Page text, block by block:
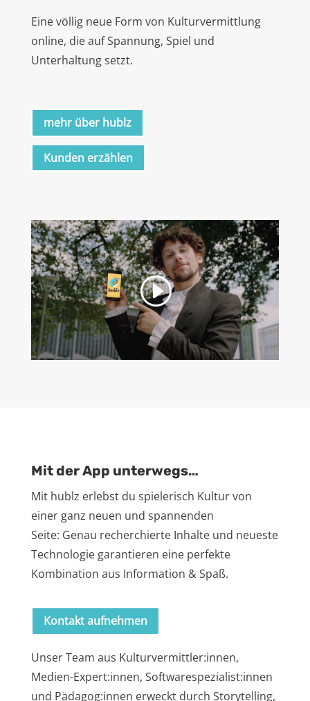
Eine völlig neue Form von Kulturvermittlung
online, die auf Spannung, Spiel und
Unterhaltung setzt.
mehr über hublz
Kunden erzählen
Mit der App unterwegs…
Mit hublz erlebst du spielerisch Kultur von
einer ganz neuen und spannenden
Seite: Genau recherchierte Inhalte und neueste
Technologie garantieren eine perfekte
Kombination aus Information & Spaß.
Kontakt aufnehmen
Unser Team aus Kulturvermittler:innen,
Medien-Expert:innen, Softwarespezialist:innen
und Pädagog:innen erweckt durch Storytelling,